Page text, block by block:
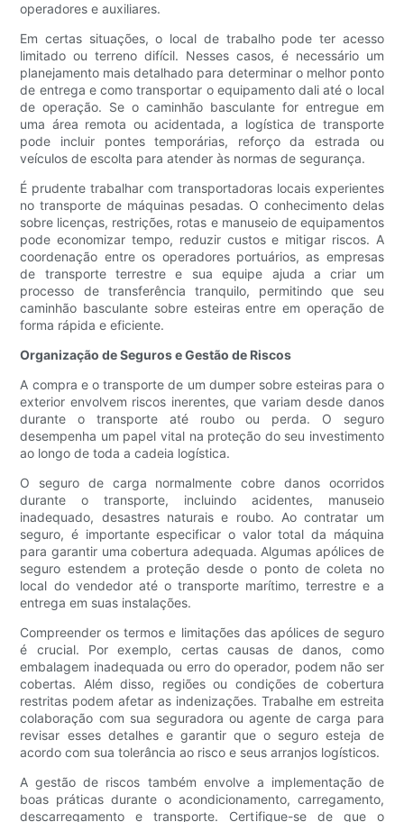
operadores e auxiliares.
Em certas situações, o local de trabalho pode ter acesso
limitado ou terreno difícil. Nesses casos, é necessário um
planejamento mais detalhado para determinar o melhor ponto
de entrega e como transportar o equipamento dali até o local
de operação. Se o caminhão basculante for entregue em
uma área remota ou acidentada, a logística de transporte
pode incluir pontes temporárias, reforço da estrada ou
veículos de escolta para atender às normas de segurança.
É prudente trabalhar com transportadoras locais experientes
no transporte de máquinas pesadas. O conhecimento delas
sobre licenças, restrições, rotas e manuseio de equipamentos
pode economizar tempo, reduzir custos e mitigar riscos. A
coordenação entre os operadores portuários, as empresas
de transporte terrestre e sua equipe ajuda a criar um
processo de transferência tranquilo, permitindo que seu
caminhão basculante sobre esteiras entre em operação de
forma rápida e eficiente.
Organização de Seguros e Gestão de Riscos
A compra e o transporte de um dumper sobre esteiras para o
exterior envolvem riscos inerentes, que variam desde danos
durante o transporte até roubo ou perda. O seguro
desempenha um papel vital na proteção do seu investimento
ao longo de toda a cadeia logística.
O seguro de carga normalmente cobre danos ocorridos
durante o transporte, incluindo acidentes, manuseio
inadequado, desastres naturais e roubo. Ao contratar um
seguro, é importante especificar o valor total da máquina
para garantir uma cobertura adequada. Algumas apólices de
seguro estendem a proteção desde o ponto de coleta no
local do vendedor até o transporte marítimo, terrestre e a
entrega em suas instalações.
Compreender os termos e limitações das apólices de seguro
é crucial. Por exemplo, certas causas de danos, como
embalagem inadequada ou erro do operador, podem não ser
cobertas. Além disso, regiões ou condições de cobertura
restritas podem afetar as indenizações. Trabalhe em estreita
colaboração com sua seguradora ou agente de carga para
revisar esses detalhes e garantir que o seguro esteja de
acordo com sua tolerância ao risco e seus arranjos logísticos.
A gestão de riscos também envolve a implementação de
boas práticas durante o acondicionamento, carregamento,
descarregamento e transporte. Certifique-se de que o